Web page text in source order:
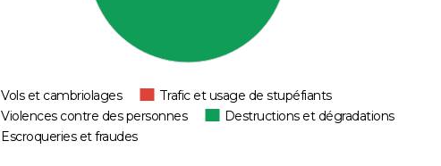
Vols et cambriolages
Trafic et usage de stupéfiants
Violences contre des personnes
Destructions et dégradations
Escroqueries et fraudes